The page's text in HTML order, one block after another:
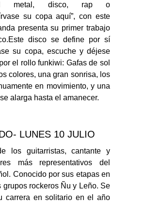
metal, disco, rap o
su copa aquí”, con este
presenta su primer trabajo
disco se define por sí
su copa, escuche y déjese
el rollo funkiwi: Gafas de sol
colores, una gran sonrisa, los
en movimiento, y una
alarga hasta el amanecer.
LUNES 10 JULIO
los guitarristas, cantante y
más representativos del
Conocido por sus etapas en
grupos rockeros Ñu y Leño. Se
carrera en solitario en el año